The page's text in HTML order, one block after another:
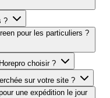
?
pour les particuliers ?
choisir ?
sur votre site ?
une expédition le jour